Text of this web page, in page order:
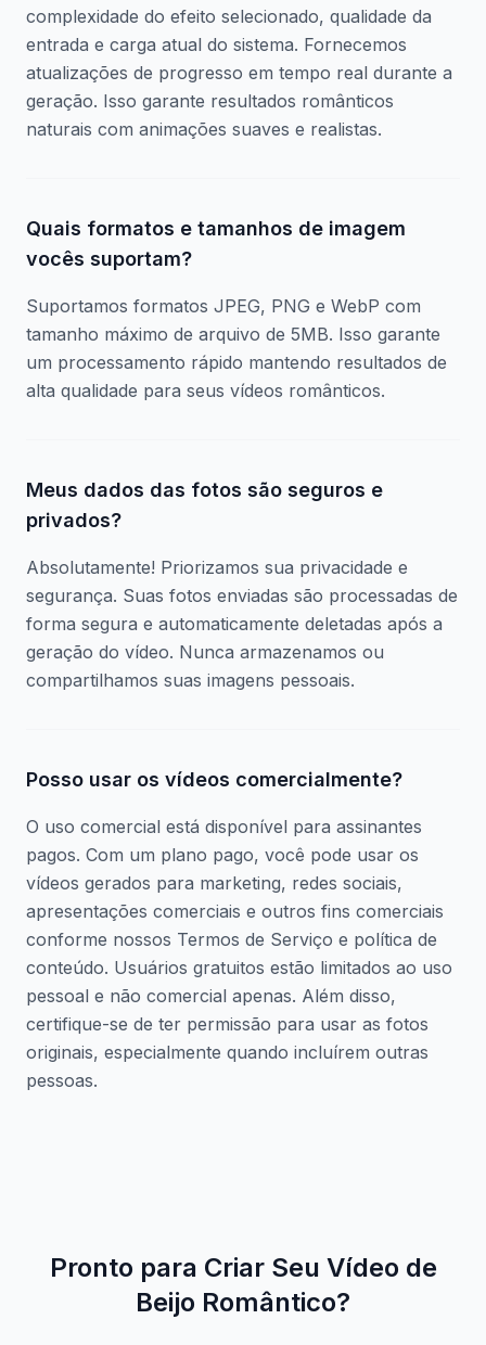
complexidade do efeito selecionado, qualidade da
entrada e carga atual do sistema. Fornecemos
atualizações de progresso em tempo real durante a
geração. Isso garante resultados românticos
naturais com animações suaves e realistas.
Quais formatos e tamanhos de imagem
vocês suportam?
Suportamos formatos JPEG, PNG e WebP com
tamanho máximo de arquivo de 5MB. Isso garante
um processamento rápido mantendo resultados de
alta qualidade para seus vídeos românticos.
Meus dados das fotos são seguros e
privados?
Absolutamente! Priorizamos sua privacidade e
segurança. Suas fotos enviadas são processadas de
forma segura e automaticamente deletadas após a
geração do vídeo. Nunca armazenamos ou
compartilhamos suas imagens pessoais.
Posso usar os vídeos comercialmente?
O uso comercial está disponível para assinantes
pagos. Com um plano pago, você pode usar os
vídeos gerados para marketing, redes sociais,
apresentações comerciais e outros fins comerciais
conforme nossos Termos de Serviço e política de
conteúdo. Usuários gratuitos estão limitados ao uso
pessoal e não comercial apenas. Além disso,
certifique-se de ter permissão para usar as fotos
originais, especialmente quando incluírem outras
pessoas.
Pronto para Criar Seu Vídeo de
Beijo Romântico?